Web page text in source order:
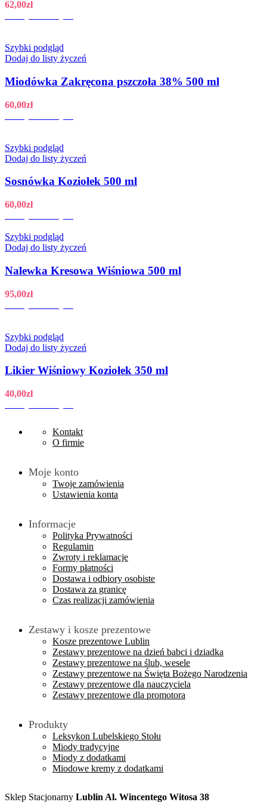
62,00zł
Szybki podgląd
Dodaj do listy życzeń
Miodówka Zakręcona pszczoła 38% 500 ml
60,00zł
Szybki podgląd
Dodaj do listy życzeń
Sosnówka Koziołek 500 ml
60,00zł
Szybki podgląd
Dodaj do listy życzeń
Nalewka Kresowa Wiśniowa 500 ml
95,00zł
Szybki podgląd
Dodaj do listy życzeń
Likier Wiśniowy Koziołek 350 ml
40,00zł
Kontakt
O firmie
Moje konto
Twoje zamówienia
Ustawienia konta
Informacje
Polityka Prywatności
Regulamin
Zwroty i reklamacje
Formy płatności
Dostawa i odbiory osobiste
Dostawa za granicę
Czas realizacji zamówienia
Zestawy i kosze prezentowe
Kosze prezentowe Lublin
Zestawy prezentowe na dzień babci i dziadka
Zestawy prezentowe na ślub, wesele
Zestawy prezentowe na Święta Bożego Narodzenia
Zestawy prezentowe dla nauczyciela
Zestawy prezentowe dla promotora
Produkty
Leksykon Lubelskiego Stołu
Miody tradycyjne
Miody z dodatkami
Miodowe kremy z dodatkami
Sklep Stacjonarny Lublin Al. Wincentego Witosa 38